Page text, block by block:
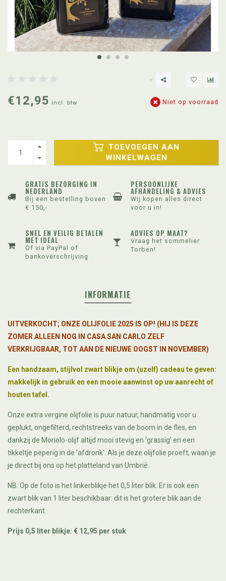
€12,95 Incl. btw Niet op voorraad
TOEVOEGEN AAN
WINKELWAGEN
GRATIS BEZORGING IN
NEDERLAND
Bij een bestelling boven
€ 150,-
PERSOONLIJKE
AFHANDELING & ADVIES
Wij kopen alles direct
voor u in!
SNEL EN VEILIG BETALEN
MET IDEAL
Of via PayPal of
bankoverschrijving
ADVIES OP MAAT?
Vraag het sommelier
Torben!
INFORMATIE
UITVERKOCHT; ONZE OLIJFOLIE 2025 IS OP! (HIJ IS DEZE
ZOMER ALLEEN NOG IN CASA SAN CARLO ZELF
VERKRIJGBAAR, TOT AAN DE NIEUWE OOGST IN NOVEMBER)
Een handzaam, stijlvol zwart blikje om (uzelf) cadeau te geven:
makkelijk in gebruik en een mooie aanwinst op uw aanrecht of
houten tafel.
Onze extra vergine olijfolie is puur natuur, handmatig voor u
geplukt, ongefilterd, rechtstreeks van de boom in de fles, en
dankzij de Moriolo-olijf altijd mooi stevig en 'grassig' en een
tikkeltje peperig in de 'afdronk'. Als je deze olijfolie proeft, waan je
je direct bij ons op het platteland van Umbrië.
NB: Op de foto is het linkerblikje het 0,5 liter blik. Er is ook een
zwart blik van 1 liter beschikbaar: dit is het grotere blik aan de
rechterkant.
Prijs 0,5 liter blikje: € 12,95 per stuk